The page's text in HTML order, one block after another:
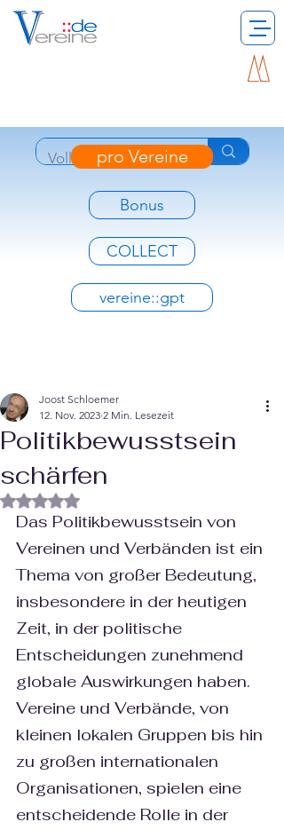
pro Vereine
Bonus
COLLECT
vereine::gpt
Politikbewusstsein
schärfen
Joost Schloemer
12. Nov. 2023 2 Min. Lesezeit
Mit NaN von 5 Sternen bewertet.
Das Politikbewusstsein von
Vereinen und Verbänden ist ein
Thema von großer Bedeutung,
insbesondere in der heutigen
Zeit, in der politische
Entscheidungen zunehmend
globale Auswirkungen haben.
Vereine und Verbände, von
kleinen lokalen Gruppen bis hin
zu großen internationalen
Organisationen, spielen eine
entscheidende Rolle in der